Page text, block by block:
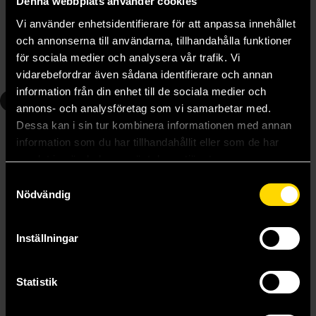
Vi använder enhetsidentifierare för att anpassa innehållet
och annonserna till användarna, tillhandahålla funktioner
för sociala medier och analysera vår trafik. Vi
vidarebefordrar även sådana identifierare och annan
information från din enhet till de sociala medier och
annons- och analysföretag som vi samarbetar med.
Dessa kan i sin tur kombinera informationen med annan
information som du har tillhandahållit eller som de har
samlat in när du har använt deras tjänster.
Nödvändig
Inställningar
Statistik
Andra delar i serien
3